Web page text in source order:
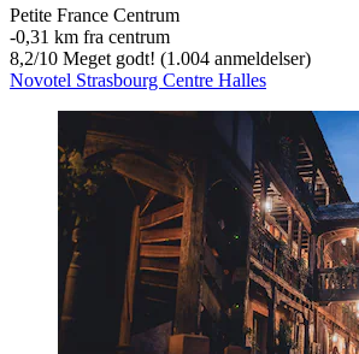
Petite France Centrum
‐0,31 km fra centrum
8,2/10 Meget godt! (1.004 anmeldelser)
Novotel Strasbourg Centre Halles